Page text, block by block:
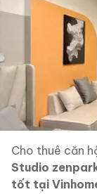
Cho thuê căn
Studio
tốt tại